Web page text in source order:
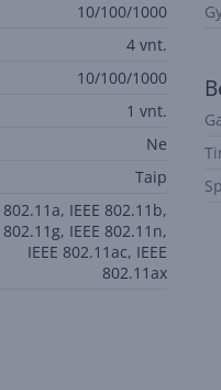
10/100/1000
4 vnt.
10/100/1000
1 vnt.
Ne
Taip
802.11a, IEEE 802.11b,
802.11g, IEEE 802.11n,
IEEE 802.11ac, IEEE
802.11ax